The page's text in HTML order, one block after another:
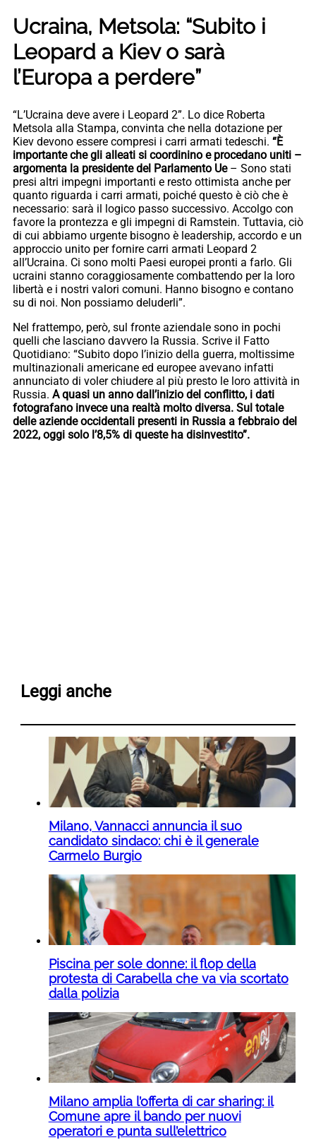
Ucraina, Metsola: “Subito i
Leopard a Kiev o sarà
l’Europa a perdere”
“L’Ucraina deve avere i Leopard 2”. Lo dice Roberta
Metsola alla Stampa, convinta che nella dotazione per
Kiev devono essere compresi i carri armati tedeschi. “È
importante che gli alleati si coordinino e procedano uniti –
argomenta la presidente del Parlamento Ue– Sono stati
presi altri impegni importanti e resto ottimista anche per
quanto riguarda i carri armati, poiché questo è ciò che è
necessario: sarà il logico passo successivo. Accolgo con
favore la prontezza e gli impegni di Ramstein. Tuttavia, ciò
di cui abbiamo urgente bisogno è leadership, accordo e un
approccio unito per fornire carri armati Leopard 2
all’Ucraina. Ci sono molti Paesi europei pronti a farlo. Gli
ucraini stanno coraggiosamente combattendo per la loro
libertà e i nostri valori comuni. Hanno bisogno e contano
su di noi. Non possiamo deluderli”.
Nel frattempo, però, sul fronte aziendale sono in pochi
quelli che lasciano davvero la Russia. Scrive il Fatto
Quotidiano: “Subito dopo l’inizio della guerra, moltissime
multinazionali americane ed europee avevano infatti
annunciato di voler chiudere al più presto le loro attività in
Russia. A quasi un anno dall’inizio del conflitto, i dati
fotografano invece una realtà molto diversa. Sul totale
delle aziende occidentali presenti in Russia a febbraio del
2022, oggi solo l’8,5% di queste ha disinvestito”.
Leggi anche
Milano, Vannacci annuncia il suo
candidato sindaco: chi è il generale
Carmelo Burgio
Piscina per sole donne: il flop della
protesta di Carabella che va via scortato
dalla polizia
Milano amplia l’offerta di car sharing: il
Comune apre il bando per nuovi
operatori e punta sull’elettrico